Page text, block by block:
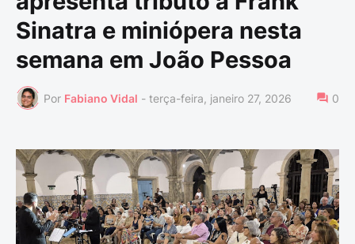
Sinatra e miniópera nesta
semana em João Pessoa
Por Fabiano Vidal - terça-feira, janeiro 27, 2026 0